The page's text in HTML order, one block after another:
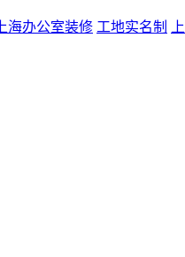
上海办公室装修 工地实名制